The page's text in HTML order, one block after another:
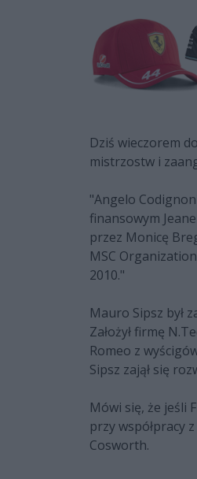
Dziś wieczorem
mistrzostw i
"Angelo
finansowym
przez Monicę
MSC
2010."
Mauro Sipsz był
Założył firmę
Romeo z
Sipsz zajął się
Mówi się, że jeśli
przy współpracy
Cosworth.